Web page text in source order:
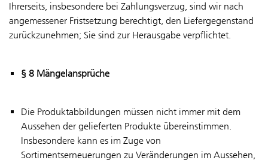
Ihrerseits, insbesondere bei Zahlungsverzug, sind wir nach
angemessener Fristsetzung berechtigt, den Liefergegenstand
zurückzunehmen; Sie sind zur Herausgabe verpflichtet.
§ 8 Mängelansprüche
Die Produktabbildungen müssen nicht immer mit dem
Aussehen der gelieferten Produkte übereinstimmen.
Insbesondere kann es im Zuge von
Sortimentserneuerungen zu Veränderungen im Aussehen,